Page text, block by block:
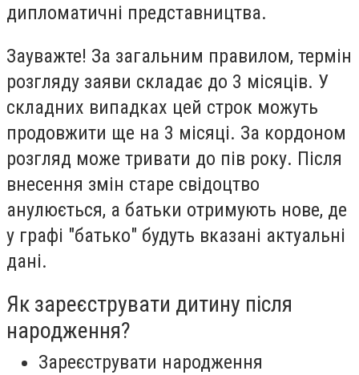
дипломатичні представництва.
Зауважте! За загальним правилом, термін
розгляду заяви складає до 3 місяців. У
складних випадках цей строк можуть
продовжити ще на 3 місяці. За кордоном
розгляд може тривати до пів року. Після
внесення змін старе свідоцтво
анулюється, а батьки отримують нове, де
у графі "батько" будуть вказані актуальні
дані.
Як зареєструвати дитину після
народження?
Зареєструвати народження